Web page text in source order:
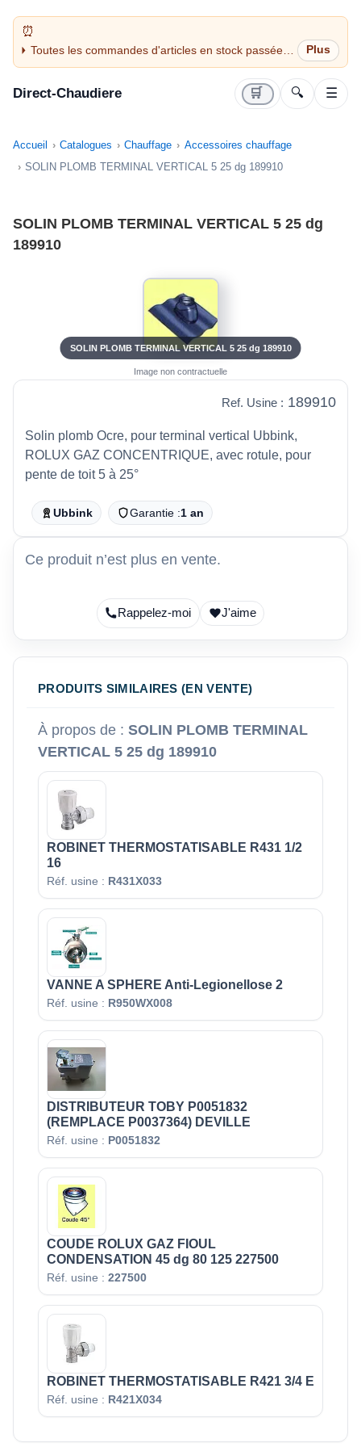
Toutes les commandes d'articles en stock passées
avant 14H sont expédiées le jour même (jours
Direct-Chaudiere 🛒 🔍 ☰
Accueil Catalogues Chauffage
Accessoires chauffage
SOLIN PLOMB TERMINAL VERTICAL 5 25 dg 189910
SOLIN PLOMB TERMINAL VERTICAL 5 25 dg
189910
SOLIN PLOMB TERMINAL VERTICAL 5 25 dg 189910
Image non contractuelle
Ref. Usine : 189910
Solin plomb Ocre, pour terminal vertical Ubbink,
ROLUX GAZ CONCENTRIQUE, avec rotule, pour
pente de toit 5 à 25°
Ubbink Garantie :1 an
Ce produit n’est plus en vente.
Rappelez-moi J'aime
PRODUITS SIMILAIRES (EN VENTE)
À propos de : SOLIN PLOMB TERMINAL
VERTICAL 5 25 dg 189910
ROBINET THERMOSTATISABLE R431 1/2
16
Réf. usine : R431X033
VANNE A SPHERE Anti-Legionellose 2
Réf. usine : R950WX008
DISTRIBUTEUR TOBY P0051832
(REMPLACE P0037364) DEVILLE
Réf. usine : P0051832
COUDE ROLUX GAZ FIOUL
CONDENSATION 45 dg 80 125 227500
Réf. usine : 227500
ROBINET THERMOSTATISABLE R421 3/4 E
Réf. usine : R421X034